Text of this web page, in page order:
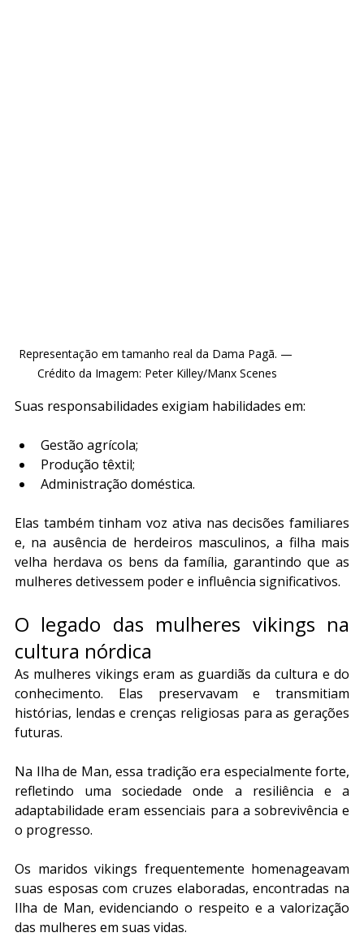
Representação em tamanho real da Dama Pagã. —
Crédito da Imagem: Peter Killey/Manx Scenes
Suas responsabilidades exigiam habilidades em:
Gestão agrícola;
Produção têxtil;
Administração doméstica.
Elas também tinham voz ativa nas decisões familiares
e, na ausência de herdeiros masculinos, a filha mais
velha herdava os bens da família, garantindo que as
mulheres detivessem poder e influência significativos.
O legado das mulheres vikings na
cultura nórdica
As mulheres vikings eram as guardiãs da cultura e do
conhecimento. Elas preservavam e transmitiam
histórias, lendas e crenças religiosas para as gerações
futuras.
Na Ilha de Man, essa tradição era especialmente forte,
refletindo uma sociedade onde a resiliência e a
adaptabilidade eram essenciais para a sobrevivência e
o progresso.
Os maridos vikings frequentemente homenageavam
suas esposas com cruzes elaboradas, encontradas na
Ilha de Man, evidenciando o respeito e a valorização
das mulheres em suas vidas.